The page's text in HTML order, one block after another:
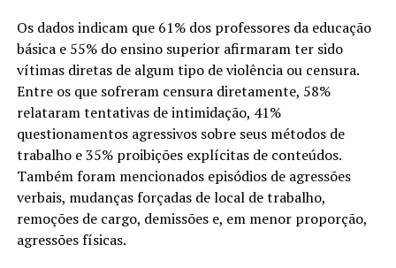
Os dados indicam que 61% dos professores da educação
básica e 55% do ensino superior afirmaram ter sido
vítimas diretas de algum tipo de violência ou censura.
Entre os que sofreram censura diretamente, 58%
relataram tentativas de intimidação, 41%
questionamentos agressivos sobre seus métodos de
trabalho e 35% proibições explícitas de conteúdos.
Também foram mencionados episódios de agressões
verbais, mudanças forçadas de local de trabalho,
remoções de cargo, demissões e, em menor proporção,
agressões físicas.